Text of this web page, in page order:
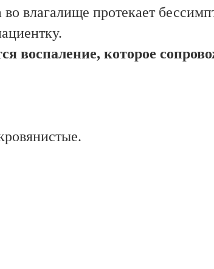
влагалище протекает
воспаление, которое